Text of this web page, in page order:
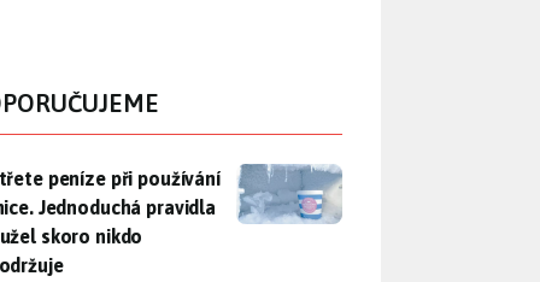
peníze při používání lednice. Jednoduchá pravidla
peníze při používání
Jednoduchá pravidla
skoro nikdo